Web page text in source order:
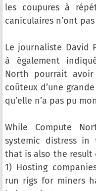
les coupures à
caniculaires n’ont
Le journaliste David
à également
North pourrait
coûteux d’une
qu’elle n’a pas pu
While Compute
systemic distress
that is also the result
1) Hosting
run rigs for miners